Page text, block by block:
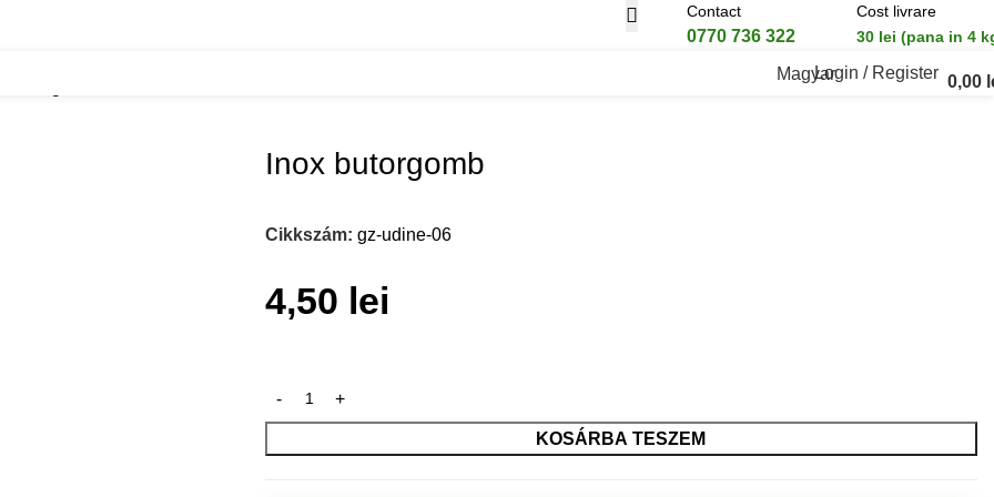
Contact
0770 736 322
Cost livrare
30 lei (pana in 4
MagyarLogin / Register 0,00
Inox butorgomb
Cikkszám: gz-udine-06
4,50 lei
KOSÁRBA TESZEM